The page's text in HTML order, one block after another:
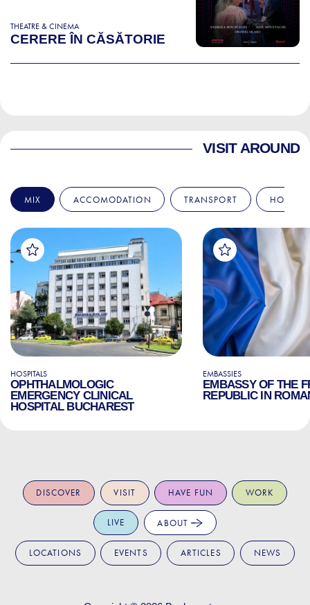
THEATRE & CINEMA
CERERE ÎN CĂSĂTORIE
VISIT AROUND
MIX ACCOMODATION TRANSPORT
HOSPITALS
OPHTHALMOLOGIC
EMERGENCY CLINICAL
HOSPITAL BUCHAREST
EMBASSIES
EMBASSY OF THE
REPUBLIC IN
DISCOVER VISIT HAVE FUN WORK
LIVE ABOUT
LOCATIONS EVENTS ARTICLES NEWS